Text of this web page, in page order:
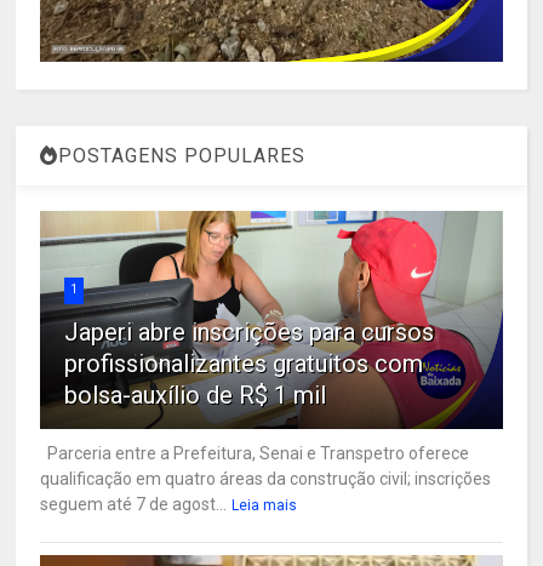
POSTAGENS POPULARES
1
Japeri abre inscrições para cursos
profissionalizantes gratuitos com
bolsa-auxílio de R$ 1 mil
Parceria entre a Prefeitura, Senai e Transpetro oferece
qualificação em quatro áreas da construção civil; inscrições
seguem até 7 de agost... Leia mais